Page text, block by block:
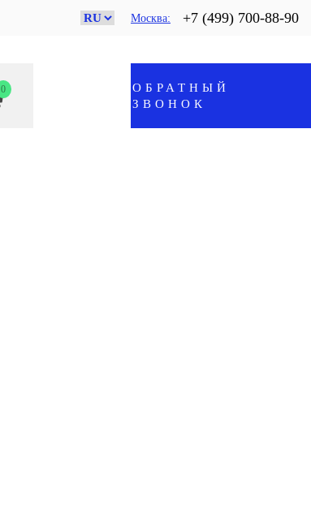
Москва +7 (499) 700-88-90
0
ОБРАТНЫЙ
ЗВОНОК